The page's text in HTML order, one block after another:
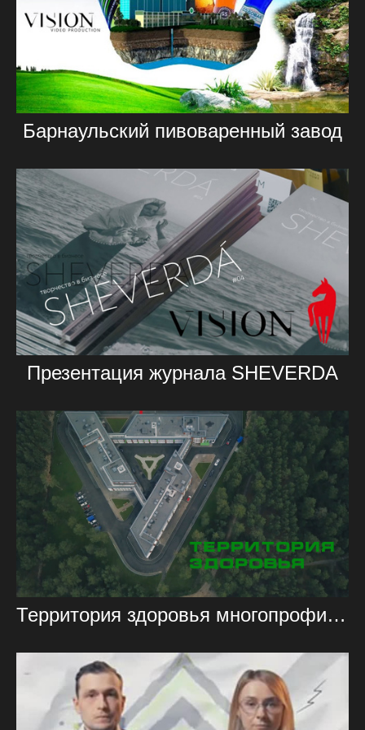
Барнаульский пивоваренный завод
Презентация журнала SHEVERDA
Территория здоровья многопрофильный реабилитационный центр